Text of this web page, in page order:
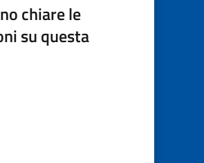
chiare le
su questa